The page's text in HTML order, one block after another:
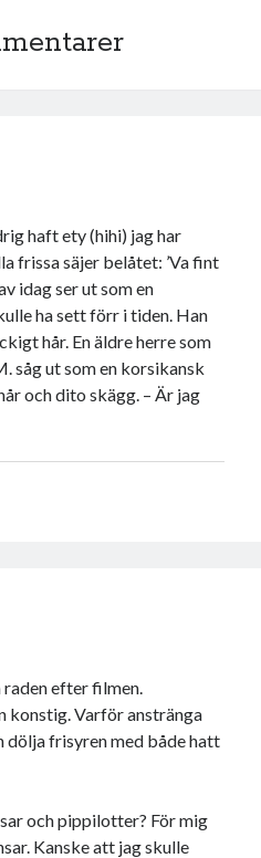
haft ety (hihi) jag har
frissa säjer belåtet: ’Va fint
idag ser ut som en
ha sett förr i tiden. Han
hår. En äldre herre som
såg ut som en korsikansk
och dito skägg. – Är jag
efter filmen.
konstig. Varför anstränga
dölja frisyren med både hatt
och pippilotter? För mig
Kanske att jag skulle